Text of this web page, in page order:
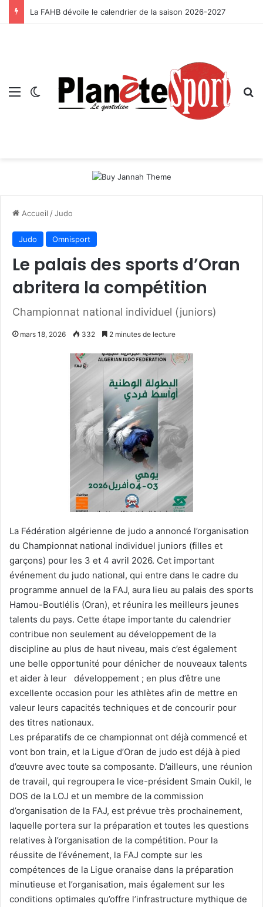
La FAHB dévoile le calendrier de la saison 2026-2027
Menu Switch skin
Accueil /Judo
Judo Omnisport
Le palais des sports d’Oran
abritera la compétition
Championnat national individuel (juniors)
mars 18, 2026 332 2 minutes de lecture
La Fédération algérienne de judo a annoncé l’organisation
du Championnat national individuel juniors (filles et
garçons) pour les 3 et 4 avril 2026. Cet important
événement du judo national, qui entre dans le cadre du
programme annuel de la FAJ, aura lieu au palais des sports
Hamou-Boutlélis (Oran), et réunira les meilleurs jeunes
talents du pays. Cette étape importante du calendrier
contribue non seulement au développement de la
discipline au plus de haut niveau, mais c’est également
une belle opportunité pour dénicher de nouveaux talents
et aider à leur développement ; en plus d’être une
excellente occasion pour les athlètes afin de mettre en
valeur leurs capacités techniques et de concourir pour
des titres nationaux.
Les préparatifs de ce championnat ont déjà commencé et
vont bon train, et la Ligue d’Oran de judo est déjà à pied
d’œuvre avec toute sa composante. D’ailleurs, une réunion
de travail, qui regroupera le vice-président Smain Oukil, le
DOS de la LOJ et un membre de la commission
d’organisation de la FAJ, est prévue très prochainement,
laquelle portera sur la préparation et toutes les questions
relatives à l’organisation de la compétition. Pour la
réussite de l’événement, la FAJ compte sur les
compétences de la Ligue oranaise dans la préparation
minutieuse et l’organisation, mais également sur les
conditions optimales qu’offre l’infrastructure mythique de